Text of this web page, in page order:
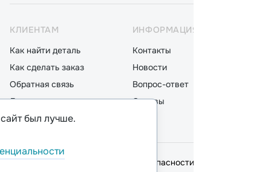
КЛИЕНТАМ
Как найти деталь
Как сделать заказ
Обратная связь
Доставка
Оплата
ИНФОРМАЦИЯ
Контакты
Новости
Вопрос-ответ
Отзывы
© 2026,ООО "ППР"
Политика безопасности
был лучше.